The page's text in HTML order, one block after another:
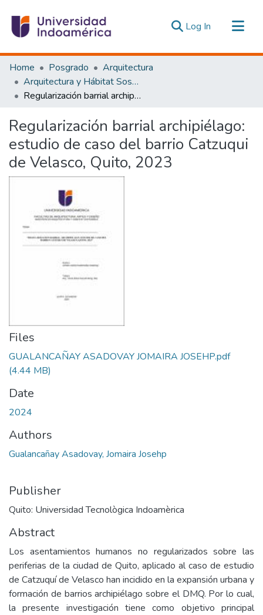
Log In (current)
Communities & Collections
All of DSpace
Statistics
Estadísticas Externas
Home Posgrado
Arquitectura
Arquitectura y Hábitat Sostenible
Regularización barrial archipiélago: estudio de caso del barrio Catzuqui de Velasco, Quito, 2023
Regularización barrial archipiélago:
estudio de caso del barrio Catzuqui
de Velasco, Quito, 2023
Files
GUALANCAÑAY ASADOVAY JOMAIRA JOSEHP.pdf
(4.44 MB)
Date
2024
Authors
Gualancañay Asadovay, Jomaira Josehp
Publisher
Quito: Universidad Tecnològica Indoamèrica
Abstract
Los asentamientos humanos no regularizados sobre las
periferias de la ciudad de Quito, aplicado al caso de estudio
de Catzuquí de Velasco han incidido en la expansión urbana y
formación de barrios archipiélago sobre el DMQ. Por lo cual,
la presente investigación tiene como objetivo principal